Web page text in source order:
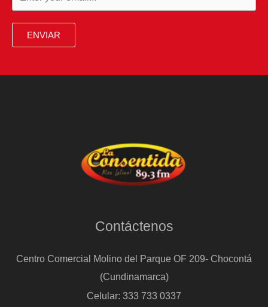
ENVIAR
Contáctenos
Centro Comercial Molino del Parque OF 209- Chocontá
(Cundinamarca)
Celular: 333 733 0337